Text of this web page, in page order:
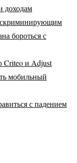
доходам
бороться с
Criteo и Adjust
мобильный
с падением